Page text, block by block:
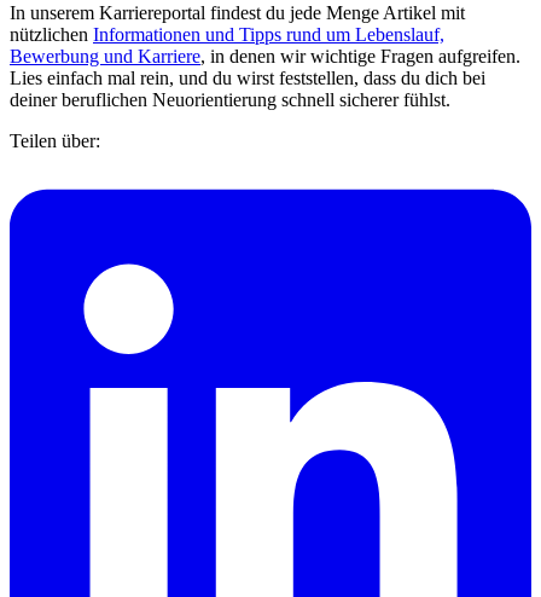
In unserem Karriereportal findest du jede Menge Artikel mit
nützlichen Informationen und Tipps rund um Lebenslauf,
Bewerbung und Karriere, in denen wir wichtige Fragen aufgreifen.
Lies einfach mal rein, und du wirst feststellen, dass du dich bei
deiner beruflichen Neuorientierung schnell sicherer fühlst.
Teilen über: